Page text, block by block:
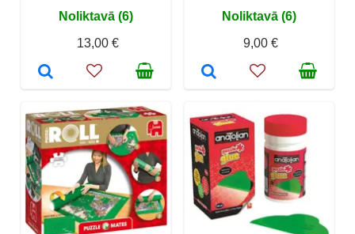
Noliktavā (6)
13,00 €
Noliktavā (6)
9,00 €